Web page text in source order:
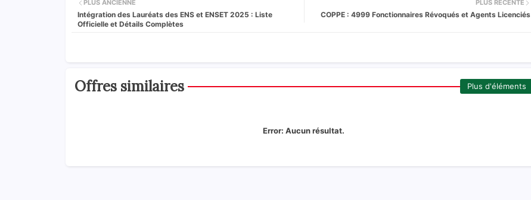
PLUS RÉCENTE
COPPE : 4999 Fonctionnaires Révoqués et Agents Licenciés
PLUS ANCIENNE
Intégration des Lauréats des ENS et ENSET 2025 : Liste
Officielle et Détails Complètes
Offres similaires Plus d'éléments
Error: Aucun résultat.